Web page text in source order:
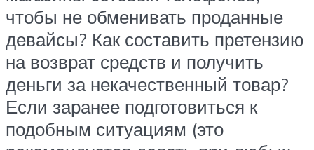
чтобы не обменивать проданные
девайсы? Как составить претензию
на возврат средств и получить
деньги за некачественный товар?
Если заранее подготовиться к
подобным ситуациям (это